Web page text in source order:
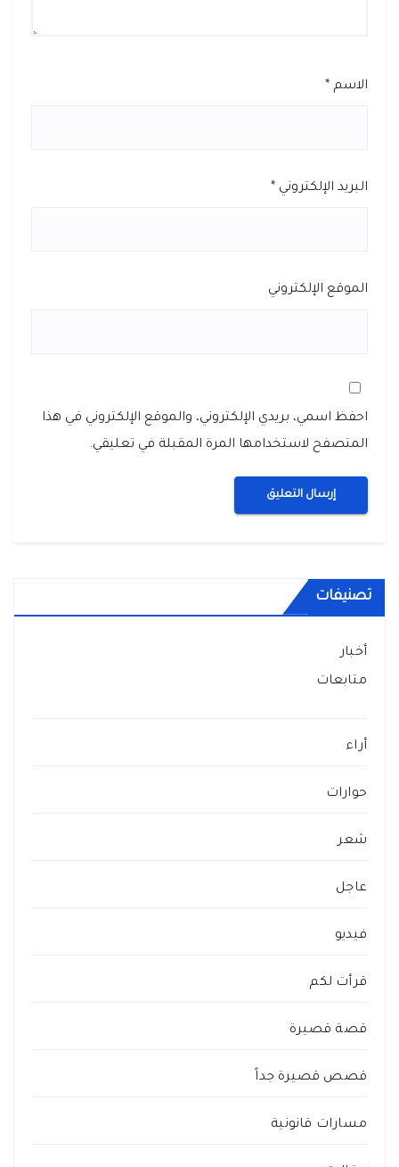
الاسم *
البريد الإلكتروني *
الموقع الإلكتروني
احفظ اسمي، بريدي الإلكتروني، والموقع الإلكتروني في هذا
المتصفح لاستخدامها المرة المقبلة في تعليقي.
تصنيفات
أخبار
متابعات
أراء
حوارات
شعر
عاجل
فيديو
قرأت لكم
قصة قصيرة
قصص قصيرة جداً
مسارات قانونية